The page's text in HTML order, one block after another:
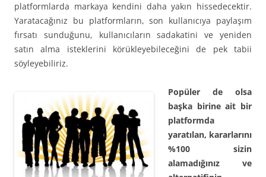
platformlarda markaya kendini daha yakın hissedecektir.
Yaratacağınız bu platformların, son kullanıcıya paylaşım
fırsatı sunduğunu, kullanıcıların sadakatini ve yeniden
satın alma isteklerini körükleyebileceğini de pek tabii
söyleyebiliriz.
Popüler de olsa
başka birine ait bir
platformda
yaratılan, kararlarını
%100 sizin
alamadığınız ve